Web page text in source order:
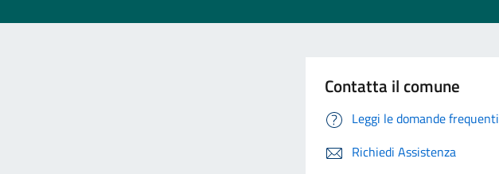
Contatta il comune
Leggi le domande frequenti
Richiedi Assistenza